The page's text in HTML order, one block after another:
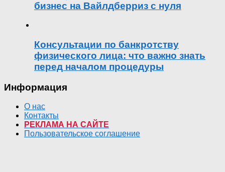
бизнес на Вайлдберриз с нуля
Консультации по банкротству
физического лица: что важно знать
перед началом процедуры
Информация
О нас
Контакты
РЕКЛАМА НА САЙТЕ
Пользовательское соглашение